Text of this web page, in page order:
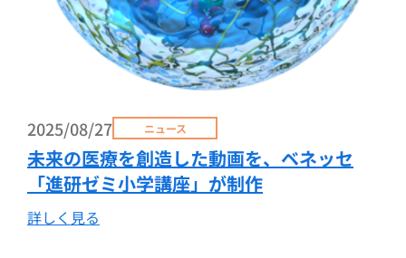
2025/08/27 ニュース
未来の医療を創造した動画を、ベネッセ
「進研ゼミ小学講座」が制作
詳しく見る